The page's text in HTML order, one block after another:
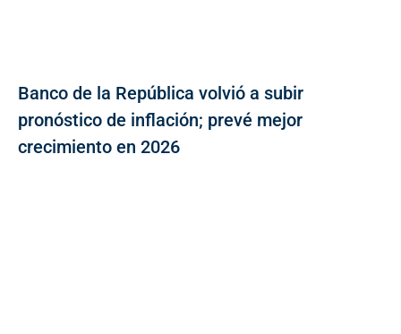
Banco de la República volvió a subir
pronóstico de inflación; prevé mejor
crecimiento en 2026